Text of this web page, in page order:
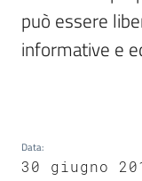
Contatti
su
può essere
informative e
Data:
30 giugno